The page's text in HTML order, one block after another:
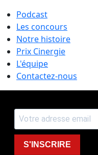
Podcast
Les concours
Notre histoire
Prix Cinergie
L'équipe
Contactez-nous
S'INSCRIRE